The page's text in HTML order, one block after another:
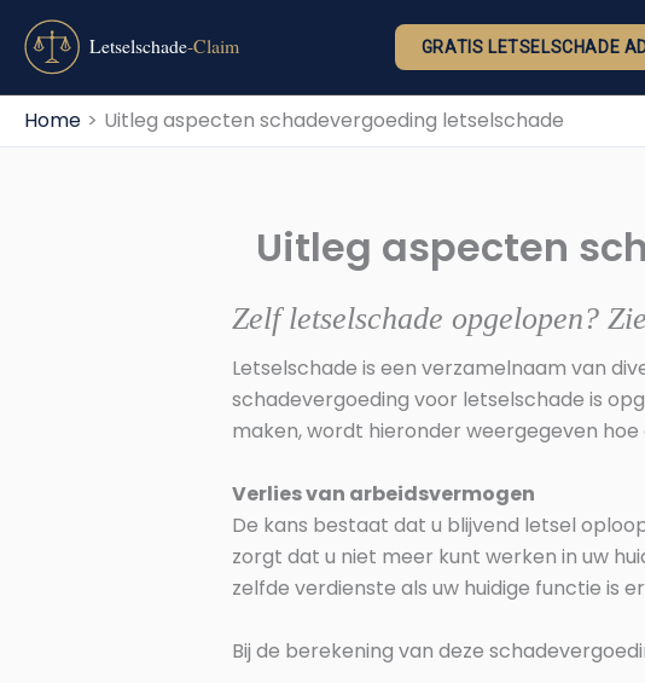
naar
inhoud
GRATIS LETSELSCHADE
Home Uitleg aspecten schadevergoeding letselschade
Uitleg aspecten
Zelf letselschade opgelopen?
Letselschade is een verzamelnaam van
schadevergoeding voor letselschade is
maken, wordt hieronder weergegeven hoe
Verlies van arbeidsvermogen
De kans bestaat dat u blijvend letsel
zorgt dat u niet meer kunt werken in uw
zelfde verdienste als uw huidige functie is
Bij de berekening van deze